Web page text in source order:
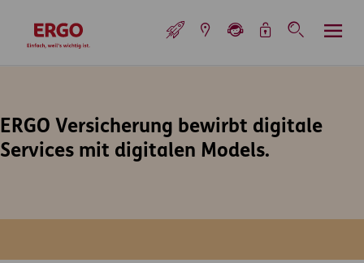
zur Startseite
ERGO Versicherung bewirbt digitale
Services mit digitalen Models.